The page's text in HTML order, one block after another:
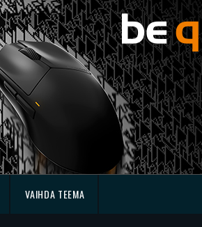
VAIHDA TEEMA